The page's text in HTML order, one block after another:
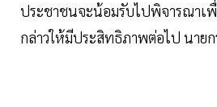
ประชาชนจะน้อมรับไปพิจารณาเพื่
กล่าวให้มีประสิทธิภาพต่อไป นาย